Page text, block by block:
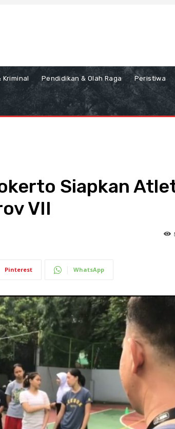
Kriminal Pendidikan & Olah Raga Peristiwa
Siapkan
VII
Pinterest WhatsApp